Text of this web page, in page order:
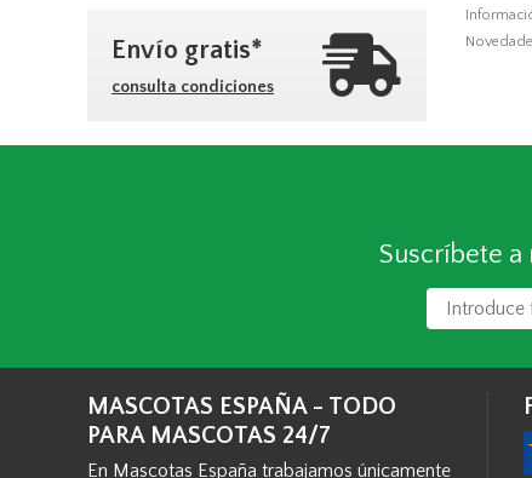
Envío gratis*
consulta condiciones
Suscríbete a
MASCOTAS ESPAÑA - TODO
PARA MASCOTAS 24/7
En Mascotas España trabajamos únicamente